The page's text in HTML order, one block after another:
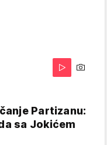
Partizanu:
sa Jokićem